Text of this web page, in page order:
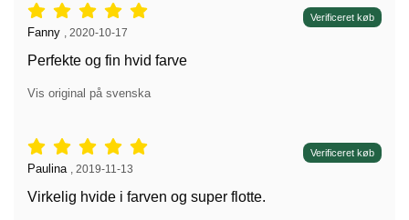
Anmeldelser: 5 stjerne af 5, Verificeret køb
Anmeldelser af:
Fanny 2020-10-17
Perfekte og fin hvid farve
Vis original på svenska
Anmeldelser: 5 stjerne af 5, Verificeret køb
Anmeldelser af:
Paulina 2019-11-13
Virkelig hvide i farven og super flotte.